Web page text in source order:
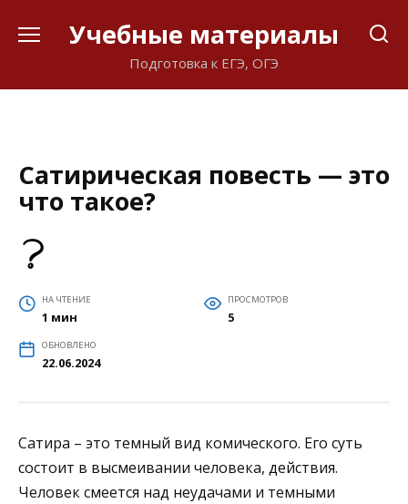
Учебные материалы
Подготовка к ЕГЭ, ОГЭ
Сатирическая повесть — это
что такое?
НА ЧТЕНИЕ
1 мин
ПРОСМОТРОВ
5
ОБНОВЛЕНО
22.06.2024
Сатира – это темный вид комического. Его суть
состоит в высмеивании человека, действия.
Человек смеется над неудачами и темными